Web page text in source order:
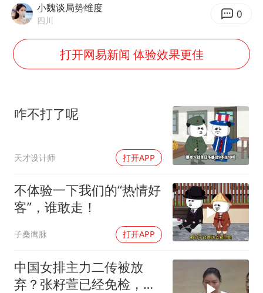
中国养老床位“三连降”
我国编制完成新版全月地质图
“深圳地面沉降致车辆损坏”不实
奋进开新局 实干挑大梁
小魏谈局势维度
四川 0
打开网易新闻 体验效果更佳
咋不打了呢
天才设计师 打开APP
不体验一下我们的“热情好
客”，谁敢走！
子桑鹰脉 打开APP
中国女排主力二传被放
弃？张籽萱已经免检，赵